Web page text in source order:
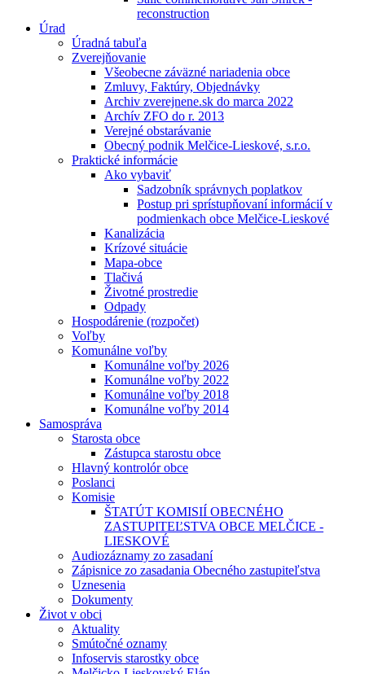
reconstruction
Úrad
Úradná tabuľa
Zverejňovanie
Všeobecne záväzné nariadenia obce
Zmluvy, Faktúry, Objednávky
Archiv zverejnene.sk do marca 2022
Archív ZFO do r. 2013
Verejné obstarávanie
Obecný podnik Melčice-Lieskové, s.r.o.
Praktické informácie
Ako vybaviť
Sadzobník správnych poplatkov
Postup pri sprístupňovaní informácií v
podmienkach obce Melčice-Lieskové
Kanalizácia
Krízové situácie
Mapa-obce
Tlačivá
Životné prostredie
Odpady
Hospodárenie (rozpočet)
Voľby
Komunálne voľby
Komunálne voľby 2026
Komunálne voľby 2022
Komunálne voľby 2018
Komunálne voľby 2014
Samospráva
Starosta obce
Zástupca starostu obce
Hlavný kontrolór obce
Poslanci
Komisie
ŠTATÚT KOMISIÍ OBECNÉHO
ZASTUPITEĽSTVA OBCE MELČICE -
LIESKOVÉ
Audiozáznamy zo zasadaní
Zápisnice zo zasadania Obecného zastupiteľstva
Uznesenia
Dokumenty
Život v obci
Aktuality
Smútočné oznamy
Infoservis starostky obce